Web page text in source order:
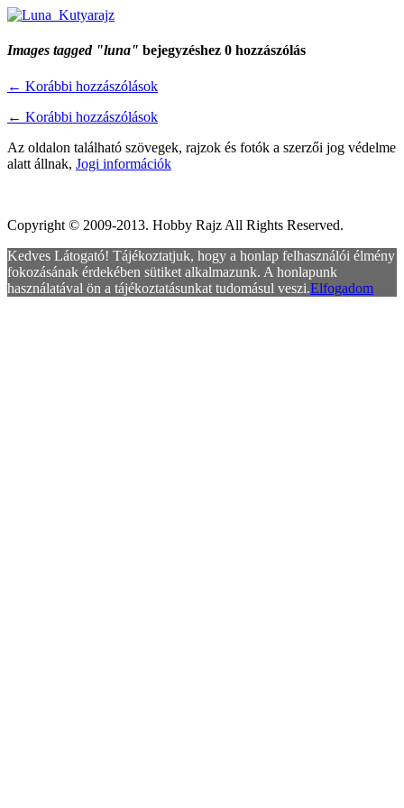
Images tagged "luna" bejegyzéshez 0 hozzászólás
← Korábbi hozzászólások
← Korábbi hozzászólások
Az oldalon található szövegek, rajzok és fotók a szerzői jog védelme
alatt állnak, Jogi információk
Copyright © 2009-2013. Hobby Rajz All Rights Reserved.
Kedves Látogató! Tájékoztatjuk, hogy a honlap felhasználói élmény
fokozásának érdekében sütiket alkalmazunk. A honlapunk
használatával ön a tájékoztatásunkat tudomásul veszi.Elfogadom